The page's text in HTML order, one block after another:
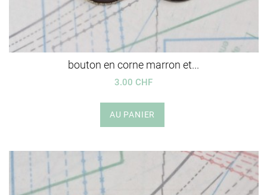
bouton en corne marron et...
3.00 CHF
AU PANIER